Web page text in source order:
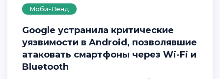
Моби-Ленд
Google устранила критические
уязвимости в Android, позволявшие
атаковать смартфоны через Wi-Fi и
Bluetooth